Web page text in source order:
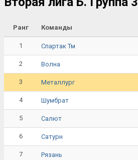
Ранг Команды
1 Спартак Тм
2 Волна
3 Металлург
4 Шумбрат
5 Салют
6 Сатурн
7 Рязань